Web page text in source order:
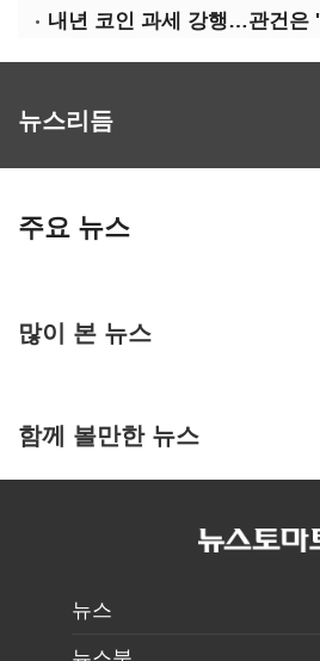
뉴스리듬
주요 뉴스
많이 본 뉴스
함께 볼만한 뉴스
뉴스